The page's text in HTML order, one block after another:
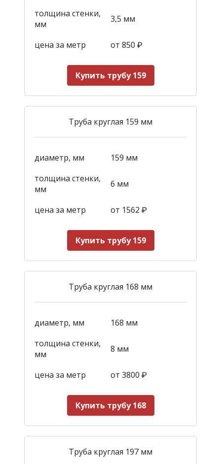
толщина стенки,
мм
3,5 мм
цена за метр от 850 ₽
Купить трубу 159
Труба круглая 159 мм
диаметр, мм
159 мм
толщина стенки,
мм
6 мм
цена за метр от 1562 ₽
Купить трубу 159
Труба круглая 168 мм
диаметр, мм
168 мм
толщина стенки,
мм
8 мм
цена за метр от 3800 ₽
Купить трубу 168
Труба круглая 197 мм